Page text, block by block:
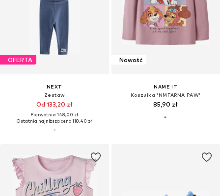
OFERTA
NEXT
Zestaw
Od 133,20 zł
Pierwotnie: 148,00 zł
Ostatnia najniższa cena:118,40 zł
Nowość
NAME IT
Koszulka 'NMFARNA PAW'
85,90 zł